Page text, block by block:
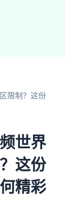
限制？这份
世界
这份
精彩